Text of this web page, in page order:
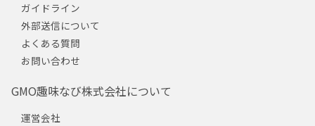
ガイドライン
外部送信について
よくある質問
お問い合わせ
GMO趣味なび株式会社について
運営会社